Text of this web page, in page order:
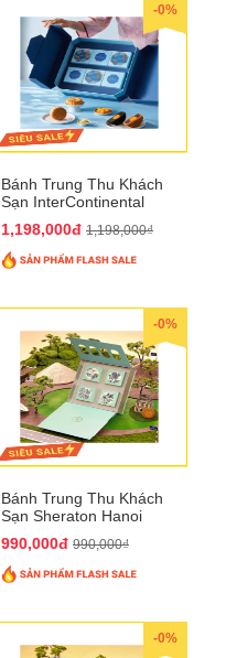
-0%
Bánh Trung Thu Khách
Sạn InterContinental
QTTT27
1,198,000đ 1,198,000₫
-0%
Bánh Trung Thu Khách
Sạn Sheraton Hanoi
990,000đ 990,000₫
-0%